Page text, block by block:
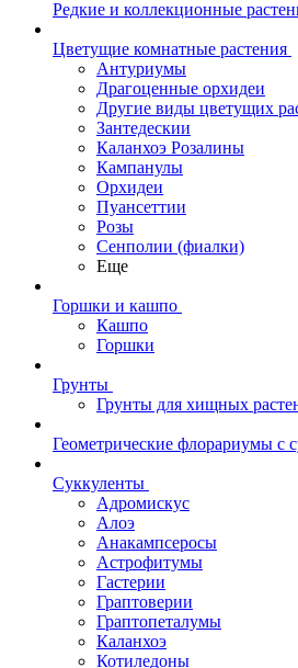
Редкие и коллекционные
Цветущие комнатные растения
Антуриумы
Драгоценные орхидеи
Другие виды цветущих
Зантедескии
Каланхоэ Розалины
Кампанулы
Орхидеи
Пуансеттии
Розы
Сенполии (фиалки)
Еще
Горшки и кашпо
Кашпо
Горшки
Грунты
Грунты для хищных
Геометрические флорариумы с
Суккуленты
Адромискус
Алоэ
Анакампсеросы
Астрофитумы
Гастерии
Граптоверии
Граптопеталумы
Каланхоэ
Котиледоны